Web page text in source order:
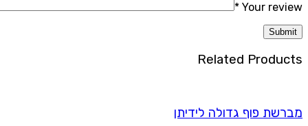
Your review
*
Related Products
מברשת פוף גדולה לידיתן